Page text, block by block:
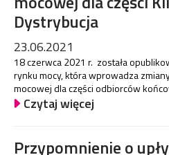
Dystrybucja
23.06.2021
18 czerwca 2021 r. została
rynku mocy, która wprowadza
mocowej dla części odbiorców
Czytaj więcej
Przypomnienie o